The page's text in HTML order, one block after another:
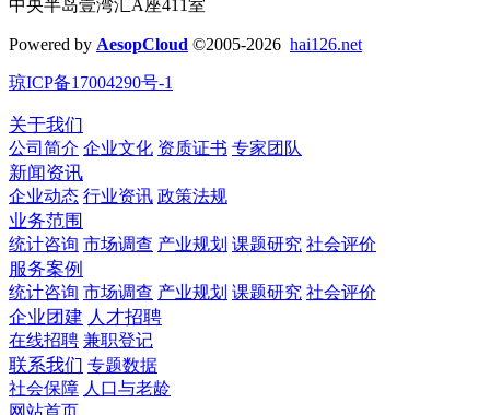
中央半岛壹湾汇A座411室
Powered by AesopCloud ©2005-2026 hai126.net
琼ICP备17004290号-1
关于我们
公司简介 企业文化 资质证书 专家团队
新闻资讯
企业动态 行业资讯 政策法规
业务范围
统计咨询 市场调查 产业规划 课题研究 社会评价
服务案例
统计咨询 市场调查 产业规划 课题研究 社会评价
企业团建 人才招聘
在线招聘 兼职登记
联系我们 专题数据
社会保障 人口与老龄